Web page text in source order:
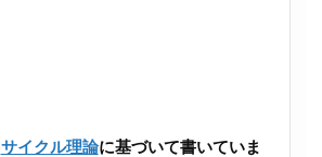
サイクル理論に基づいて書いていま